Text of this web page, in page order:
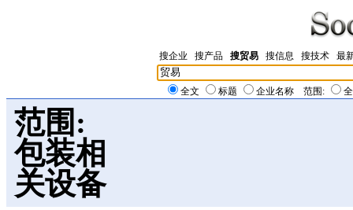
搜企业 搜产品 搜贸易 搜信息 搜技术 最
全文 标题 企业名称 范围:
范围:
包装相
关设备